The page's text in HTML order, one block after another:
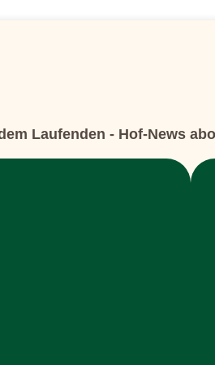
Laufenden - Hof-News